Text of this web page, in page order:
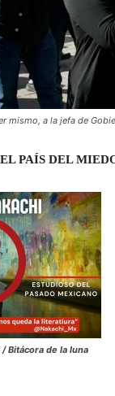
mismo, a la jefa de
EL PAÍS DEL
Bitácora de la luna